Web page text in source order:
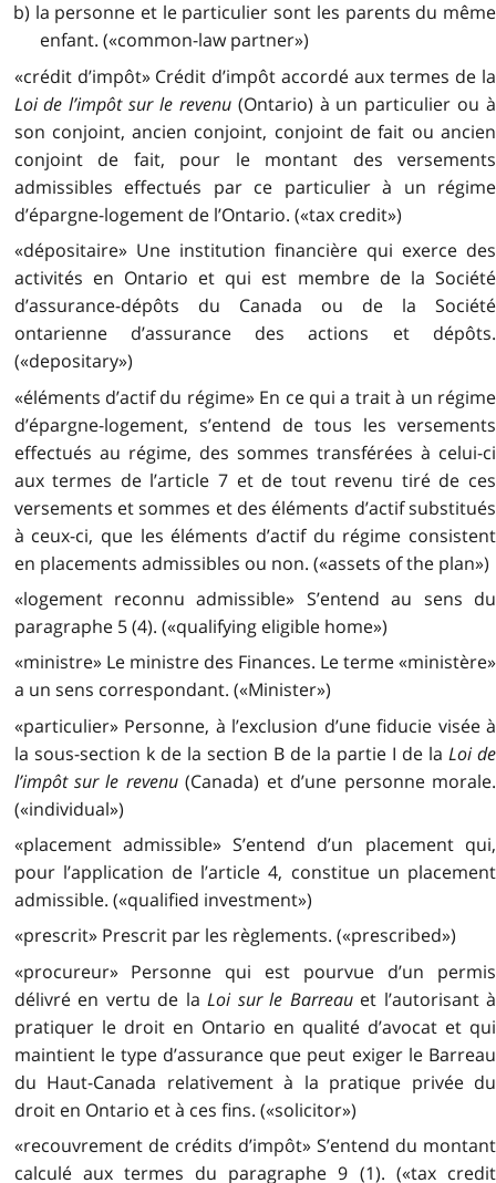
b) la personne et le particulier sont les parents du même
enfant. («common-law partner»)
«crédit d’impôt» Crédit d’impôt accordé aux termes de la
Loi de l’impôt sur le revenu(Ontario) à un particulier ou à
son conjoint, ancien conjoint, conjoint de fait ou ancien
conjoint de fait, pour le montant des versements
admissibles effectués par ce particulier à un régime
d’épargne-logement de l’Ontario. («tax credit»)
«dépositaire» Une institution financière qui exerce des
activités en Ontario et qui est membre de la Société
d’assurance-dépôts du Canada ou de la Société
ontarienne d’assurance des actions et dépôts.
(«depositary»)
«éléments d’actif du régime» En ce qui a trait à un régime
d’épargne-logement, s’entend de tous les versements
effectués au régime, des sommes transférées à celui-ci
aux termes de l’article 7 et de tout revenu tiré de ces
versements et sommes et des éléments d’actif substitués
à ceux-ci, que les éléments d’actif du régime consistent
en placements admissibles ou non. («assets of the plan»)
«logement reconnu admissible» S’entend au sens du
paragraphe 5 (4). («qualifying eligible home»)
«ministre» Le ministre des Finances. Le terme «ministère»
a un sens correspondant. («Minister»)
«particulier» Personne, à l’exclusion d’une fiducie visée à
la sous-section k de la section B de la partie I de la Loi de
l’impôt sur le revenu(Canada) et d’une personne morale.
(«individual»)
«placement admissible» S’entend d’un placement qui,
pour l’application de l’article 4, constitue un placement
admissible. («qualified investment»)
«prescrit» Prescrit par les règlements. («prescribed»)
«procureur» Personne qui est pourvue d’un permis
délivré en vertu de laLoi sur le Barreauet l’autorisant à
pratiquer le droit en Ontario en qualité d’avocat et qui
maintient le type d’assurance que peut exiger le Barreau
du Haut-Canada relativement à la pratique privée du
droit en Ontario et à ces fins. («solicitor»)
«recouvrement de crédits d’impôt» S’entend du montant
calculé aux termes du paragraphe 9 (1). («tax credit